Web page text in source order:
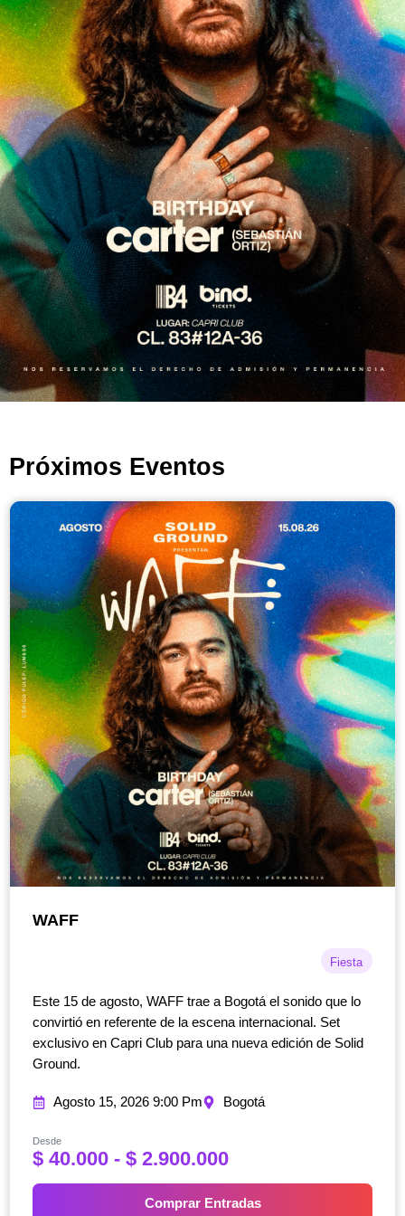
Próximos Eventos
WAFF
Fiesta
Este 15 de agosto, WAFF trae a Bogotá el sonido que lo
convirtió en referente de la escena internacional. Set
exclusivo en Capri Club para una nueva edición de Solid
Ground.
Agosto 15, 2026 9:00 Pm Bogotá
Desde
$40.000 - $2.900.000R
n
Comprar Entradas